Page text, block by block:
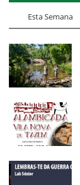
Esta Semana